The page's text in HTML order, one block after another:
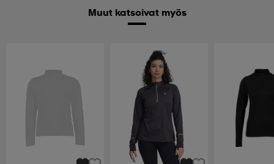
Muut katsoivat myös